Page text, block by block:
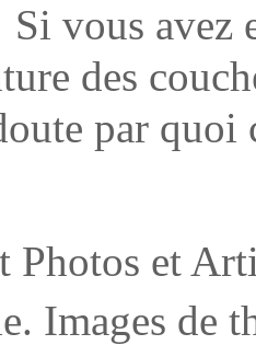
Si vous avez
des
par quoi
Photos et
Images de